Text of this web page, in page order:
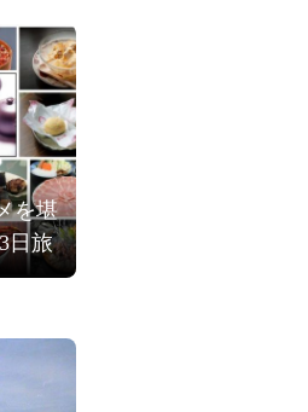
を堪
日旅